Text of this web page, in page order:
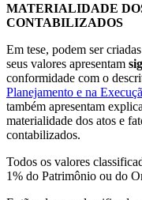
MATERIALIDADE
CONTABILIZADOS
Em tese, podem ser
seus valores apresentam
conformidade com o
Planejamento e na
também apresentam
materialidade dos atos e
contabilizados.
Todos os valores
1% do Patrimônio ou do